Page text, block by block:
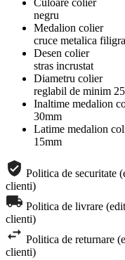
negru
Medalion colier
cruce metalica
Desen colier
stras incrustat
Diametru colier
reglabil de minim
Inaltime medalion
30mm
Latime medalion
15mm
Politica de securitate
clienti)
Politica de livrare
clienti)
Politica de returnare
clienti)